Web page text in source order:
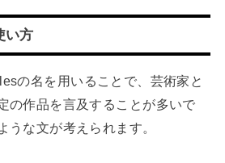
い方
の名を用いることで、芸術家と
の作品を言及することが多いで
うな文が考えられます。